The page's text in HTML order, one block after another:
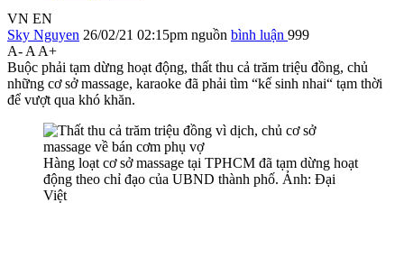
VN EN
Sky Nguyen 26/02/21 02:15pm nguồn bình luận 999
A- A A+
Buộc phải tạm dừng hoạt động, thất thu cả trăm triệu đồng, chủ
những cơ sở massage, karaoke đã phải tìm “kế sinh nhai“ tạm thời
để vượt qua khó khăn.
Hàng loạt cơ sở massage tại TPHCM đã tạm dừng hoạt
động theo chỉ đạo của UBND thành phố. Ảnh: Đại
Việt